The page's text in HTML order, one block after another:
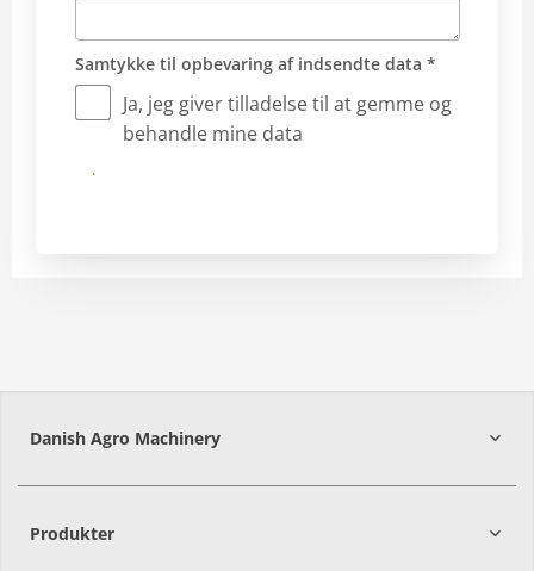
Samtykke til opbevaring af indsendte data *
Ja, jeg giver tilladelse til at gemme og
behandle mine data
Send
Danish Agro Machinery
9700Brønderslev
Produkter